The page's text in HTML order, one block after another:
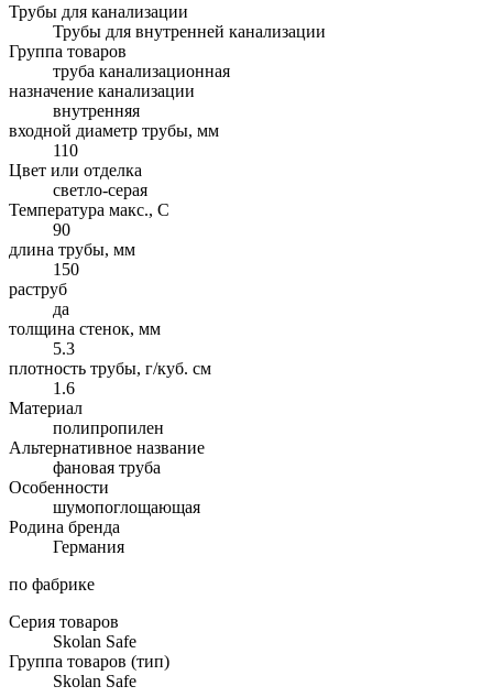
Трубы для канализации
Трубы для внутренней канализации
Группа товаров
труба канализационная
назначение канализации
внутренняя
входной диаметр трубы, мм
110
Цвет или отделка
светло-серая
Температура макс., С
90
длина трубы, мм
150
раструб
да
толщина стенок, мм
5.3
плотность трубы, г/куб. см
1.6
Материал
полипропилен
Альтернативное название
фановая труба
Особенности
шумопоглощающая
Родина бренда
Германия
по фабрике
Серия товаров
Skolan Safe
Группа товаров (тип)
Skolan Safe